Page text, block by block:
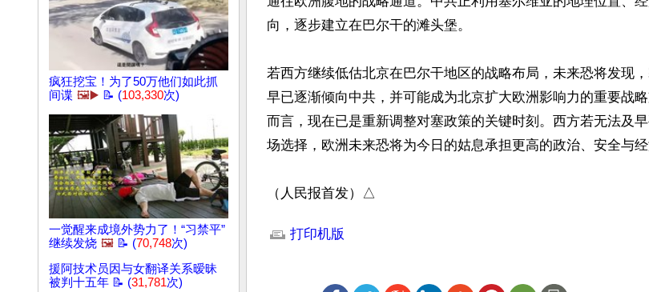
疯狂挖宝！为了50万他们如此抓
间谍 🖼️▶️ 📝 (103,330次)
一觉醒来成境外势力了！“习禁平”
继续发烧 🖼️ 📝 (70,748次)
援阿技术员因与女翻译关系暧昧
被判十五年 📝 (31,781次)
向，逐步建立在巴尔干的滩头堡。
若西方继续低估北京在巴尔干地区的战略布局，未来恐将发现
早已逐渐倾向中共，并可能成为北京扩大欧洲影响力的重要战
而言，现在已是重新调整对塞政策的关键时刻。西方若无法及
场选择，欧洲未来恐将为今日的姑息承担更高的政治、安全与经
（人民报首发）△
打印机版